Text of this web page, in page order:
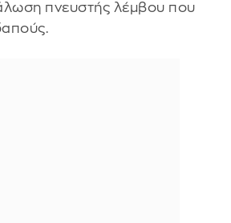
πνευστής λέμβου που